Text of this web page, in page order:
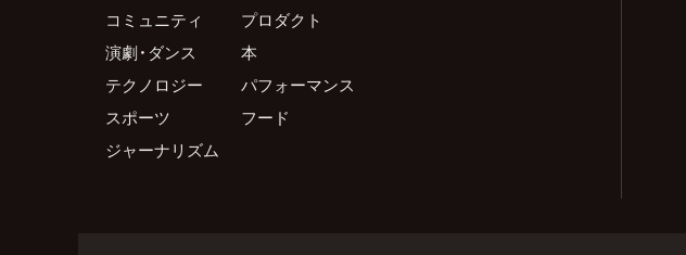
コミュニティ
プロダクト
演劇・ダンス
本
テクノロジー
パフォーマンス
スポーツ
フード
ジャーナリズム